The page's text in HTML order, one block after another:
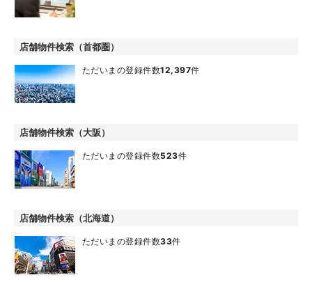
店舗物件検索（首都圏）
ただいまの登録件数12,397件
店舗物件検索（大阪）
ただいまの登録件数523件
店舗物件検索（北海道）
ただいまの登録件数33件